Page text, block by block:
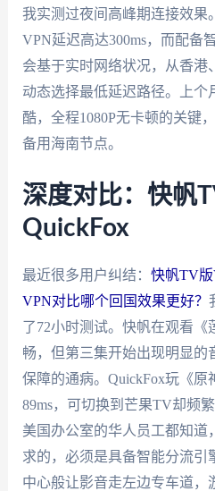
我实测过夜间高峰期连接效果
VPN延迟高达300ms，而配备
会基于实时网络状况，从香港
动态选择最低延迟路径。上个
酷，全程1080P无卡顿的关键
备用海南节点。
深度对比：快帆
QuickFox
最近很多用户纠结： 快帆TV版
VPN对比哪个回国效果更好？
了72小时测试。快帆在观看《
畅，但第三集开始出现明显
保障的通病。QuickFox玩《原
89ms，可切换到芒果TV却频
美国办公室的华人员工都知道
求的，必须是具备智能分流引
中心般让影音走左边专车道，